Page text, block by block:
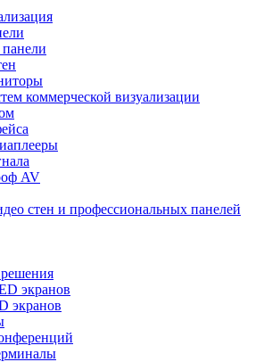
коммерческой визуализации
AV
стен и профессиональных панелей
экранов
экранов